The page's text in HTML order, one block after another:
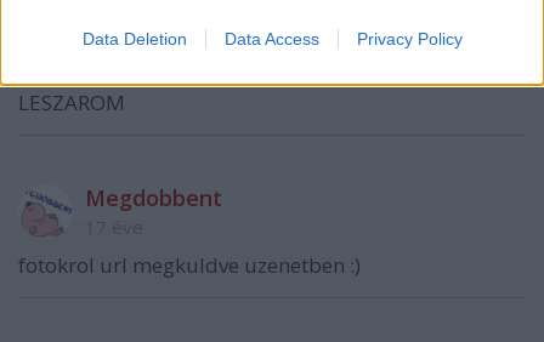
Data Deletion Data Access Privacy Policy
helomi
LESZAROM
Megdobbent
fotokrol url megkuldve uzenetben :)